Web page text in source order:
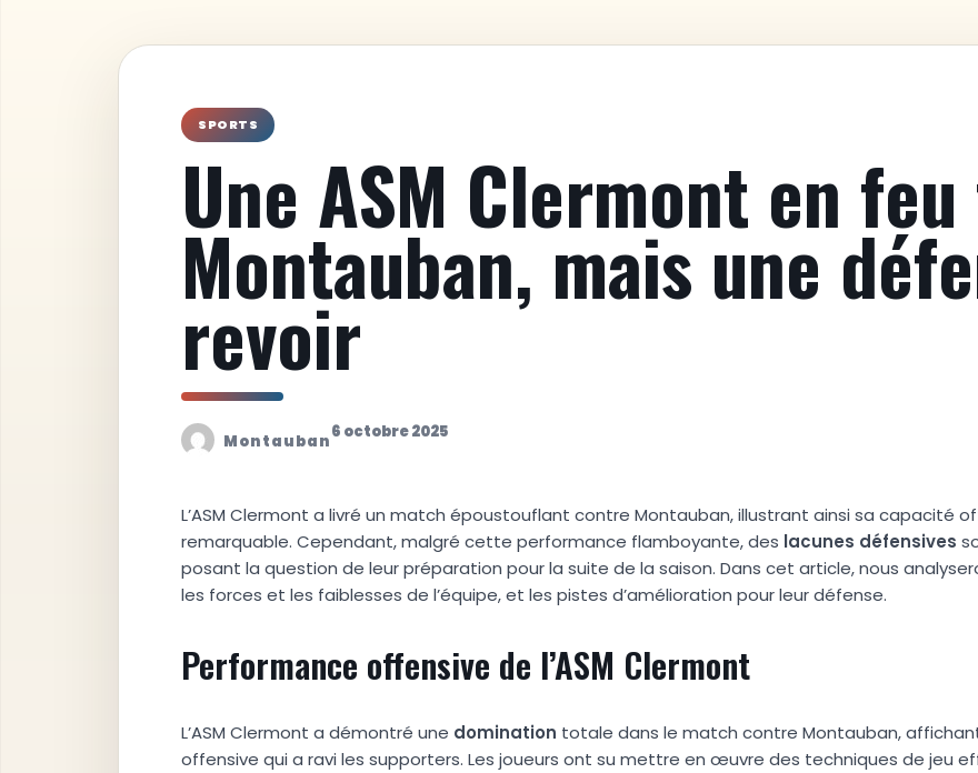
SPORTS
Une ASM Clermont en
Montauban, mais une
revoir
Montauban6 octobre 2025
L’ASM Clermont a livré un match époustouflant contre Montauban, illustrant ainsi sa capacité
remarquable. Cependant, malgré cette performance flamboyante, des lacunes défensives
posant la question de leur préparation pour la suite de la saison. Dans cet article, nous
les forces et les faiblesses de l’équipe, et les pistes d’amélioration pour leur défense.
Performance offensive de l’ASM Clermont
L’ASM Clermont a démontré une domination totale dans le match contre Montauban,
offensive qui a ravi les supporters. Les joueurs ont su mettre en œuvre des techniques de jeu